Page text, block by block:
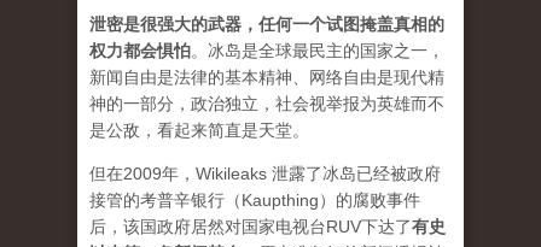
泄密是很强大的武器，任何一个试图掩盖真相的
权力都会惧怕。 冰岛是全球最民主的国家之一，
新闻自由是法律的基本精神、网络自由是现代精
神的一部分，政治独立，社会视举报为英雄而不
是公敌，看起来简直是天堂。
但在2009年，Wikileaks 泄露了冰岛已经被政府
接管的考普辛银行（Kaupthing）的腐败事件
后，该国政府居然对国家电视台RUV下达了有史